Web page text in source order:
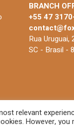
BRANCH
+55 47
Rua Uruguai,
SC - Brasil -
relevant
However,